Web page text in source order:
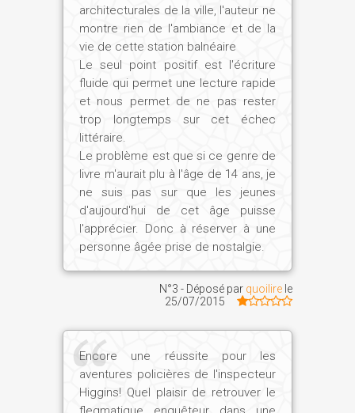
architecturales de la ville, l'auteur ne
montre rien de l'ambiance et de la
vie de cette station balnéaire
Le seul point positif est l'écriture
fluide qui permet une lecture rapide
et nous permet de ne pas rester
trop longtemps sur cet échec
littéraire.
Le problème est que si ce genre de
livre m'aurait plu à l'âge de 14 ans, je
ne suis pas sur que les jeunes
d'aujourd'hui de cet âge puisse
l'apprécier. Donc à réserver à une
personne âgée prise de nostalgie.
N°3 - Déposé par quoilire le
25/07/2015
Encore une réussite pour les
aventures policières de l'inspecteur
Higgins! Quel plaisir de retrouver le